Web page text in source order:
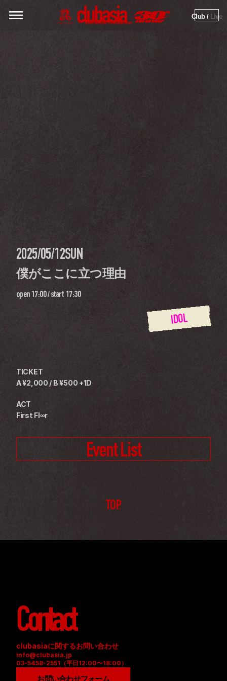
Club / Live
2025/05/12SUN
僕がここに立つ理由
open 17:00 / start 17:30
IDOL
TICKET
A ¥2,000 / B ¥500 +1D
ACT
First Fl∞r
Event List
TOP
Contact
clubasiaに関するお問い合わせ
info@clubasia.jp
03-5458-2551（平日12:00〜18:00）
お問い合わせフォーム